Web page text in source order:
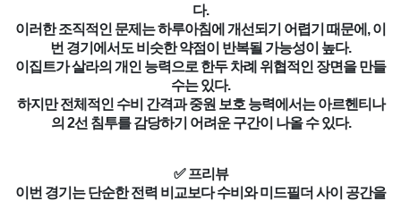
다.
이러한 조직적인 문제는 하루아침에 개선되기 어렵기 때문에, 이
번 경기에서도 비슷한 약점이 반복될 가능성이 높다.
이집트가 살라의 개인 능력으로 한두 차례 위협적인 장면을 만들
수는 있다.
하지만 전체적인 수비 간격과 중원 보호 능력에서는 아르헨티나
의 2선 침투를 감당하기 어려운 구간이 나올 수 있다.
✅ 프리뷰
이번 경기는 단순한 전력 비교보다 수비와 미드필더 사이 공간을